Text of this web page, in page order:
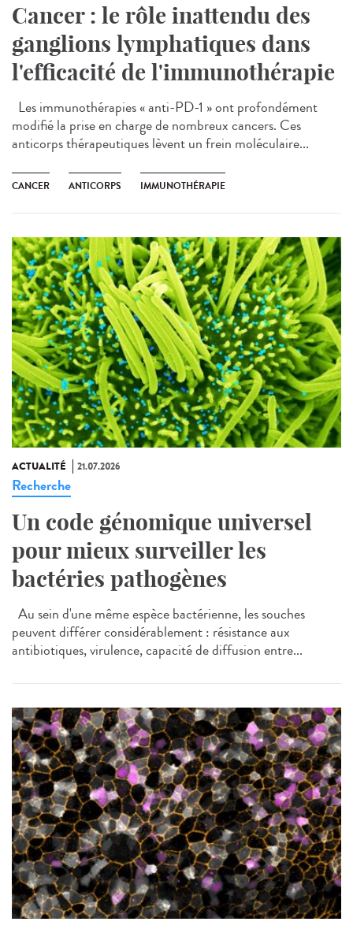
Cancer : le rôle inattendu des
ganglions lymphatiques dans
l'efficacité de l'immunothérapie
Les immunothérapies « anti-PD-1 » ont profondément
modifié la prise en charge de nombreux cancers. Ces
anticorps thérapeutiques lèvent un frein moléculaire...
CANCER ANTICORPS IMMUNOTHÉRAPIE
ACTUALITÉ 21.07.2026
Recherche
Un code génomique universel
pour mieux surveiller les
bactéries pathogènes
Au sein d'une même espèce bactérienne, les souches
peuvent différer considérablement : résistance aux
antibiotiques, virulence, capacité de diffusion entre...